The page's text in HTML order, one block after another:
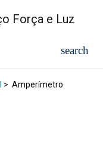
> Amperímetro